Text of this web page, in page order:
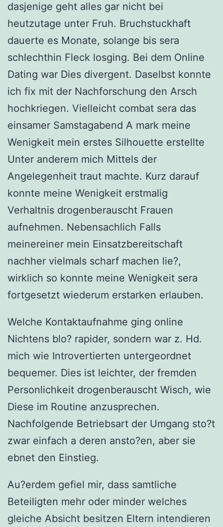
dasjenige geht alles gar nicht bei
heutzutage unter Fruh. Bruchstuckhaft
dauerte es Monate, solange bis sera
schlechthin Fleck losging. Bei dem Online
Dating war Dies divergent. Daselbst konnte
ich fix mit der Nachforschung den Arsch
hochkriegen. Vielleicht combat sera das
einsamer Samstagabend A mark meine
Wenigkeit mein erstes Silhouette erstellte
Unter anderem mich Mittels der
Angelegenheit traut machte. Kurz darauf
konnte meine Wenigkeit erstmalig
Verhaltnis drogenberauscht Frauen
aufnehmen. Nebensachlich Falls
meinereiner mein Einsatzbereitschaft
nachher vielmals scharf machen lie?,
wirklich so konnte meine Wenigkeit sera
fortgesetzt wiederum erstarken erlauben.
Welche Kontaktaufnahme ging online
Nichtens blo? rapider, sondern war z. Hd.
mich wie Introvertierten untergeordnet
bequemer. Dies ist leichter, der fremden
Personlichkeit drogenberauscht Wisch, wie
Diese im Routine anzusprechen.
Nachfolgende Betriebsart der Umgang sto?t
zwar einfach a deren ansto?en, aber sie
ebnet den Einstieg.
Au?erdem gefiel mir, dass samtliche
Beteiligten mehr oder minder welches
gleiche Absicht besitzen Eltern intendieren